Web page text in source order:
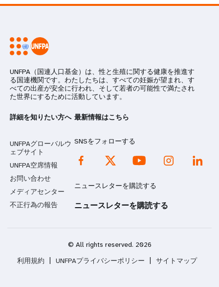
UNFPA（国連人口基金）は、性と生殖に関する健康を推進す
る国連機関です。わたしたちは、すべての妊娠が望まれ、す
べての出産が安全に行われ、そして若者の可能性で満たされ
た世界にするために活動しています。
詳細を知りたい方へ
UNFPAグローバルウ
ェブサイト
UNFPA空席情報
お問い合わせ
メディアセンター
不正行為の報告
最新情報はこちら
SNSをフォローする
ニュースレターを購読する
ニュースレターを購読する
© All rights reserved. 2026
利用規約
UNFPAプライバシーポリシー サイトマップ